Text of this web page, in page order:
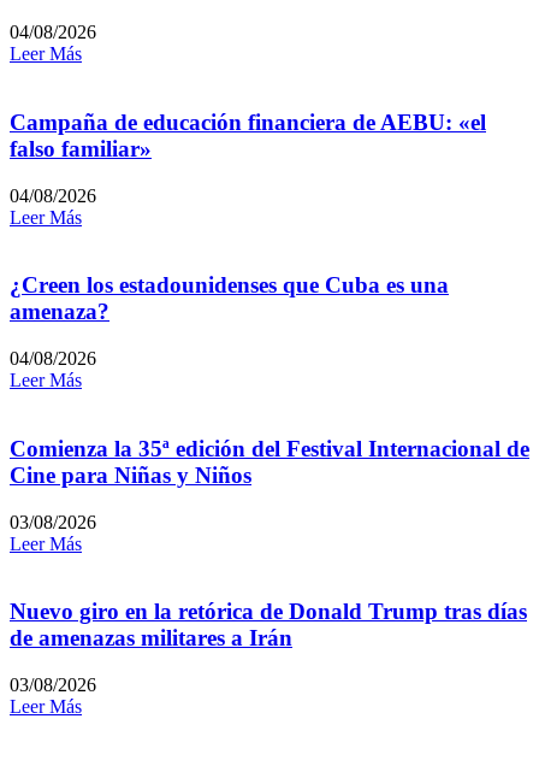
04/08/2026
Leer Más
Campaña de educación financiera de AEBU: «el
falso familiar»
04/08/2026
Leer Más
¿Creen los estadounidenses que Cuba es una
amenaza?
04/08/2026
Leer Más
Comienza la 35ª edición del Festival Internacional de
Cine para Niñas y Niños
03/08/2026
Leer Más
Nuevo giro en la retórica de Donald Trump tras días
de amenazas militares a Irán
03/08/2026
Leer Más